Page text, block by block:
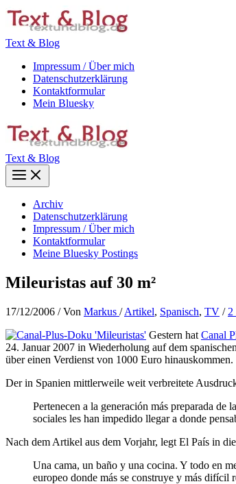
Zum
Inhalt
Text & Blog
Impressum / Über mich
Datenschutzerklärung
Kontaktformular
Mein Bluesky
Text & Blog
Main
Menu
Archiv
Datenschutzerklärung
Impressum / Über mich
Kontaktformular
Meine Bluesky Postings
Mileuristas auf 30 m²
17/12/2006 / Von Markus /Artikel, Spanisch, TV / 2
Gestern hat Canal
24. Januar 2007 in Wiederholung auf dem
über einen Verdienst von 1000 Euro hinauskommen.
Der in Spanien mittlerweile weit verbreitete
Pertenecen a la generación más preparada
sociales les han impedido llegar a donde
Nach dem Artikel aus dem Vorjahr, legt El País in
Una cama, un baño y una cocina. Y todo en
europeo donde más se construye y más difícil